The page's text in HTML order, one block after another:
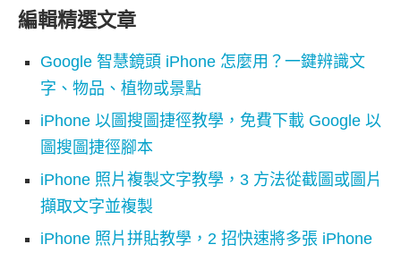
編輯精選文章
Google 智慧鏡頭 iPhone 怎麼用？一鍵辨識文
字、物品、植物或景點
iPhone 以圖搜圖捷徑教學，免費下載 Google 以
圖搜圖捷徑腳本
iPhone 照片複製文字教學，3 方法從截圖或圖片
擷取文字並複製
iPhone 照片拼貼教學，2 招快速將多張 iPhone